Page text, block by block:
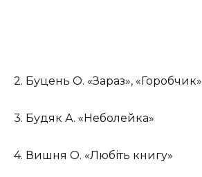
2. Буцень О. «Зараз», «Горобчик»
3. Будяк А. «Неболейка»
4. Вишня О. «Любіть книгу»